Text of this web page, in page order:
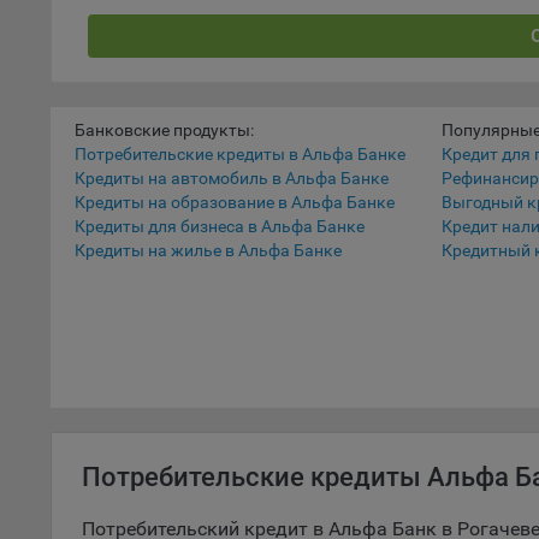
5.1.
5.3.
5.4.
9.1.
9.2.
Банковские продукты:
Потребительские кредиты в Альфа Банке
Кредиты на автомобиль в Альфа Банке
Кредиты на образование в Альфа Банке
Кредиты для бизнеса в Альфа Банке
Кредиты на жилье в Альфа Банке
Кредит для
Выгодный
Кредит
Кредитный
Потребительские кредиты Альфа
Потребительский кредит в Альфа Банк в